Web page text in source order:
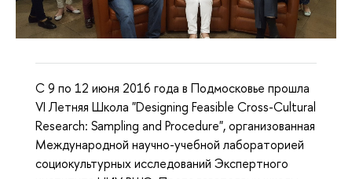
C 9 по 12 июня 2016 года в Подмосковье прошла
VI Летняя Школа "Designing Feasible Cross-Cultural
Research: Sampling and Procedure", организованная
Международной научно-учебной лабораторией
социокультурных исследований Экспертного